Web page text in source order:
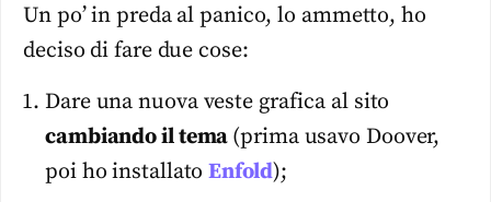
Un po’ in preda al panico, lo ammetto, ho
deciso di fare due cose:
Dare una nuova veste grafica al sito
cambiando il tema (prima usavo Doover,
poi ho installatoEnfold);